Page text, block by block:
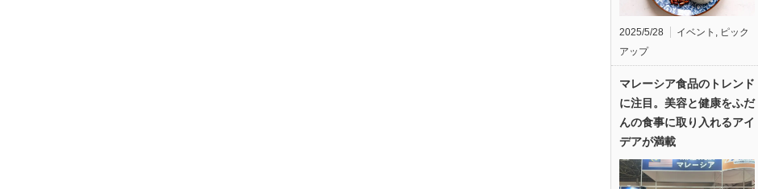
2025/5/28 イベント , ピック
アップ
マレーシア食品のトレンド
に注目。美容と健康をふだ
んの食事に取り入れるアイ
デアが満載